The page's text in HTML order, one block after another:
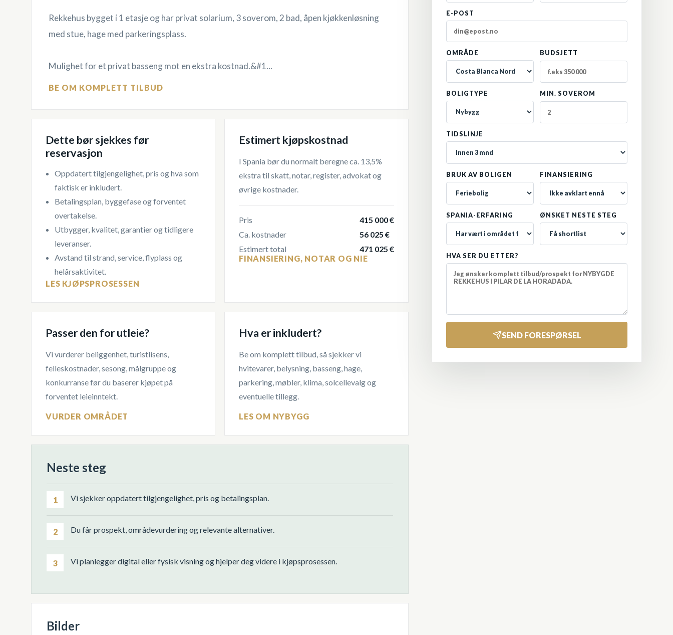
Rekkehus bygget i 1 etasje og har privat solarium, 3 soverom, 2 bad, åpen kjøkkenløsning
med stue, hage med parkeringsplass.
Mulighet for et privat basseng mot en ekstra kostnad.&#1...
BE OM KOMPLETT TILBUD
Dette bør sjekkes før
reservasjon
Oppdatert tilgjengelighet, pris og hva som
faktisk er inkludert.
Betalingsplan, byggefase og forventet
overtakelse.
Utbygger, kvalitet, garantier og tidligere
leveranser.
Avstand til strand, service, flyplass og
helårsaktivitet.
LES KJØPSPROSESSEN
Estimert kjøpskostnad
I Spania bør du normalt beregne ca. 13,5%
ekstra til skatt, notar, register, advokat og
øvrige kostnader.
Pris
415 000 €
Ca. kostnader
56 025 €
Estimert total
471 025 €
FINANSIERING, NOTAR OG NIE
Passer den for utleie?
Vi vurderer beliggenhet, turistlisens,
felleskostnader, sesong, målgruppe og
konkurranse før du baserer kjøpet på
forventet leieinntekt.
VURDER OMRÅDET
Hva er inkludert?
Be om komplett tilbud, så sjekker vi
hvitevarer, belysning, basseng, hage,
parkering, møbler, klima, solcellevalg og
eventuelle tillegg.
LES OM NYBYGG
Neste steg
1 Vi sjekker oppdatert tilgjengelighet, pris og betalingsplan.
2 Du får prospekt, områdevurdering og relevante alternativer.
3 Vi planlegger digital eller fysisk visning og hjelper deg videre i kjøpsprosessen.
Bilder
E-POST
OMRÅDE BUDSJETT
BOLIGTYPE MIN. SOVEROM
TIDSLINJE
BRUK AV BOLIGEN FINANSIERING
SPANIA-ERFARING ØNSKET NESTE STEG
HVA SER DU ETTER?
SEND FORESPØRSEL